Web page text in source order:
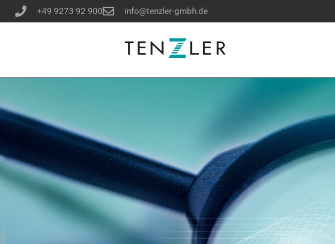
+49 9273 92 900 info@tenzler-gmbh.de